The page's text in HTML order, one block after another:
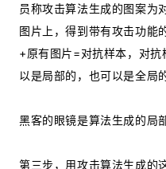
员称攻击算法生成的图案为
图片上，得到带有攻击功能
+原有图片=对抗样本，对
以是局部的，也可以是全局
黑客的眼镜是算法生成的局
第三步，用攻击算法生成的